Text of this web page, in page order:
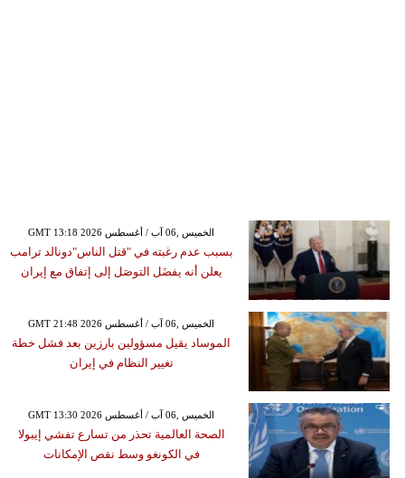
GMT 13:18 2026 الخميس ,06 آب / أغسطس
بسبب عدم رغبته في "قتل الناس"دونالد ترامب
يعلن أنه يفضَل التوصَل إلى إتفاق مع إيران
GMT 21:48 2026 الخميس ,06 آب / أغسطس
الموساد يقيل مسؤولين بارزين بعد فشل خطة
تغيير النظام في إيران
GMT 13:30 2026 الخميس ,06 آب / أغسطس
الصحة العالمية تحذر من تسارع تفشي إيبولا
في الكونغو وسط نقص الإمكانات